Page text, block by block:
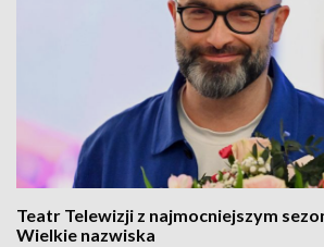
Teatr Telewizji z najmocniejszym
Wielkie nazwiska